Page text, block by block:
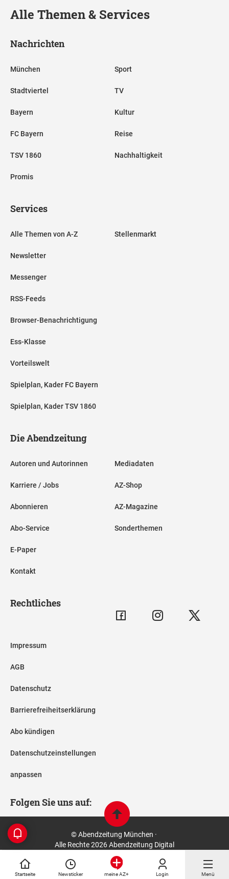
Startseite Newsticker meine AZ+ Login Menü
Alle Themen & Services
Nachrichten
München
Stadtviertel
Bayern
FC Bayern
TSV 1860
Promis
Sport
TV
Kultur
Reise
Nachhaltigkeit
Services
Alle Themen von A-Z
Newsletter
Messenger
RSS-Feeds
Browser-Benachrichtigung
Ess-Klasse
Vorteilswelt
Spielplan, Kader FC Bayern
Spielplan, Kader TSV 1860
Stellenmarkt
Die Abendzeitung
Autoren und Autorinnen
Karriere / Jobs
Abonnieren
Abo-Service
E-Paper
Kontakt
Mediadaten
AZ-Shop
AZ-Magazine
Sonderthemen
Rechtliches
Impressum
AGB
Datenschutz
Barrierefreiheitserklärung
Abo kündigen
Datenschutzeinstellungen
anpassen
Folgen Sie uns auf:
© Abendzeitung München ·
Alle Rechte 2026 Abendzeitung Digital